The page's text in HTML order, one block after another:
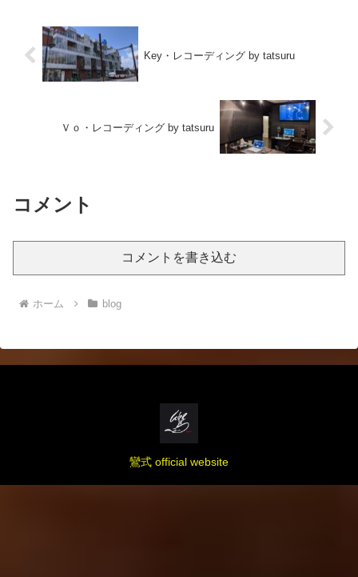
Key・レコーディング by tatsuru
Ｖｏ・レコーディング by tatsuru
コメント
コメントを書き込む
ホーム blog
鸞式 official website